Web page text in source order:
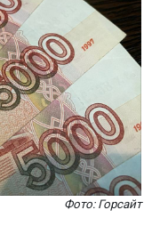
Фото: Горсайт